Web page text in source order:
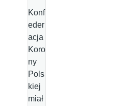
Konf
eder
acja
Koro
ny
Pols
kiej
miał